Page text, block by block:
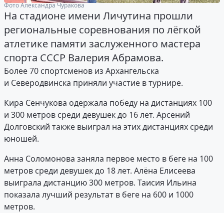
Фото Александра Чуракова
На стадионе имени Личутина прошли
региональные соревнования по лёгкой
атлетике памяти заслуженного мастера
спорта СССР Валерия Абрамова.
Более 70 спортсменов из Архангельска
и Северодвинска приняли участие в турнире.
Кира Сенчукова одержала победу на дистанциях 100
и 300 метров среди девушек до 16 лет. Арсений
Долговский также выиграл на этих дистанциях среди
юношей.
Анна Соломонова заняла первое место в беге на 100
метров среди девушек до 18 лет. Алёна Елисеева
выиграла дистанцию 300 метров. Таисия Ильина
показала лучший результат в беге на 600 и 1000
метров.